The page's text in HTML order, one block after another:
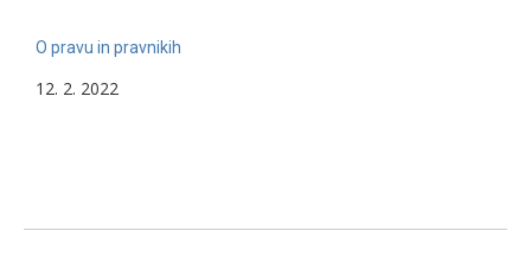
O pravu in pravnikih
12. 2. 2022